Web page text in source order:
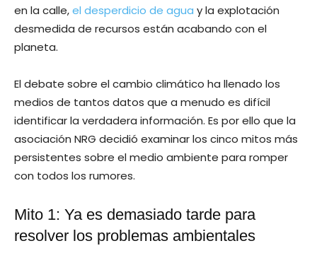
en la calle,el desperdicio de agua y la explotación
desmedida de recursos están acabando con el
planeta.
El debate sobre el cambio climático ha llenado los
medios de tantos datos que a menudo es difícil
identificar la verdadera información. Es por ello que la
asociación NRG decidió examinar los cinco mitos más
persistentes sobre el medio ambiente para romper
con todos los rumores.
Mito 1: Ya es demasiado tarde para
resolver los problemas ambientales